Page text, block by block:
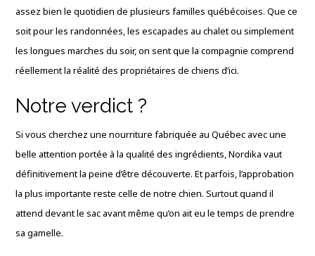
assez bien le quotidien de plusieurs familles québécoises. Que ce
soit pour les randonnées, les escapades au chalet ou simplement
les longues marches du soir, on sent que la compagnie comprend
réellement la réalité des propriétaires de chiens d’ici.
Notre verdict ?
Si vous cherchez une nourriture fabriquée au Québec avec une
belle attention portée à la qualité des ingrédients, Nordika vaut
définitivement la peine d’être découverte. Et parfois, l’approbation
la plus importante reste celle de notre chien. Surtout quand il
attend devant le sac avant même qu’on ait eu le temps de prendre
sa gamelle.